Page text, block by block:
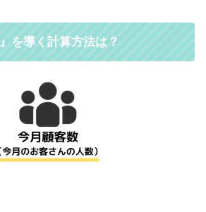
を導く計算方法は？